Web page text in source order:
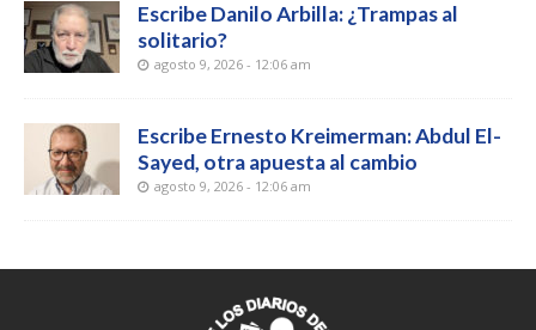
Escribe Danilo Arbilla: ¿Trampas al
solitario?
agosto 9, 2026 - 12:06 am
Escribe Ernesto Kreimerman: Abdul El-
Sayed, otra apuesta al cambio
agosto 9, 2026 - 12:06 am